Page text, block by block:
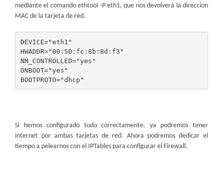
mediante el comando ethtool -P eth1, que nos devolverá la direccion
MAC de la tarjeta de red.
DEVICE="eth1"
HWADDR="00:50:fc:8b:8d:f3"
NM_CONTROLLED="yes"
ONBOOT="yes"
Si hemos configurado todo correctamente, ya podremos tener
internet por ambas tarjetas de red. Ahora podremos dedicar el
tiempo a pelearnos con el IPTables para configurar el Firewall.